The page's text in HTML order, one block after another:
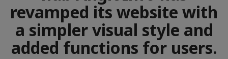
revamped its website with
a simpler visual style and
added functions for users.